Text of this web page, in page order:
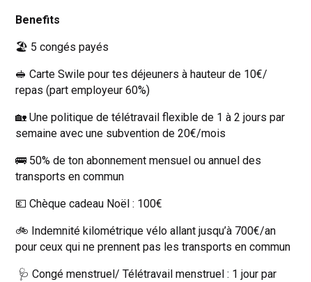
Benefits
🏖️ 5 congés payés
🥪 Carte Swile pour tes déjeuners à hauteur de 10€/
repas (part employeur 60%)
🏡 Une politique de télétravail flexible de 1 à 2 jours par
semaine avec une subvention de 20€/mois
🚌 50% de ton abonnement mensuel ou annuel des
transports en commun
💶 Chèque cadeau Noël : 100€
🚲 Indemnité kilométrique vélo allant jusqu’à 700€/an
pour ceux qui ne prennent pas les transports en commun
🩺 Congé menstruel/ Télétravail menstruel : 1 jour par